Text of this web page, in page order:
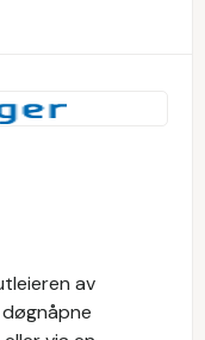
av
døgnåpne